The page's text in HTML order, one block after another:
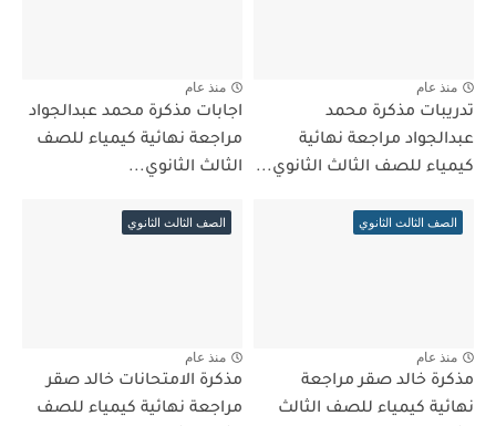
منذ عام
تدريبات مذكرة محمد
عبدالجواد مراجعة نهائية
كيمياء للصف الثالث الثانوي...
منذ عام
اجابات مذكرة محمد عبدالجواد
مراجعة نهائية كيمياء للصف
الثالث الثانوي...
الصف الثالث الثانوي
منذ عام
مذكرة خالد صقر مراجعة
نهائية كيمياء للصف الثالث
الصف الثالث الثانوي
منذ عام
مذكرة الامتحانات خالد صقر
مراجعة نهائية كيمياء للصف